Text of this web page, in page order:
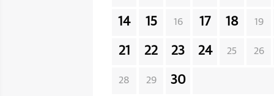
14 15 16 17 18 19
21 22 23 24 25 26
28 29 30